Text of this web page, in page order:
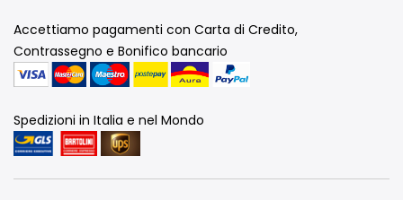
Accettiamo pagamenti con Carta di Credito,
Contrassegno e Bonifico bancario
Spedizioni in Italia e nel Mondo